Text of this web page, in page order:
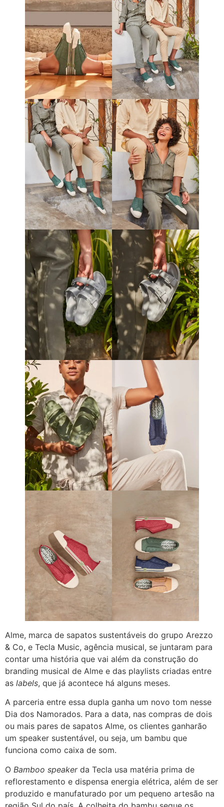
Alme, marca de sapatos sustentáveis do grupo Arezzo
& Co, e Tecla Music, agência musical, se juntaram para
contar uma história que vai além da construção do
branding musical de Alme e das playlists criadas entre
as labels, que já acontece há alguns meses.
A parceria entre essa dupla ganha um novo tom nesse
Dia dos Namorados. Para a data, nas compras de dois
ou mais pares de sapatos Alme, os clientes ganharão
um speaker sustentável, ou seja, um bambu que
funciona como caixa de som.
O Bamboo speakerda Tecla usa matéria prima de
reflorestamento e dispensa energia elétrica, além de ser
produzido e manufaturado por um pequeno artesão na